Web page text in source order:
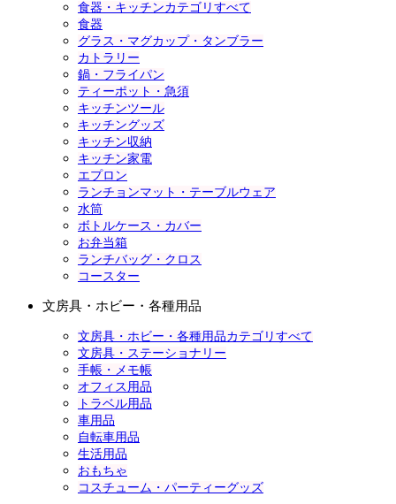
食器・キッチンカテゴリすべて
食器
グラス・マグカップ・タンブラー
カトラリー
鍋・フライパン
ティーポット・急須
キッチンツール
キッチングッズ
キッチン収納
キッチン家電
エプロン
ランチョンマット・テーブルウェア
水筒
ボトルケース・カバー
お弁当箱
ランチバッグ・クロス
コースター
文房具・ホビー・各種用品
文房具・ホビー・各種用品カテゴリすべて
文房具・ステーショナリー
手帳・メモ帳
オフィス用品
トラベル用品
車用品
自転車用品
生活用品
おもちゃ
コスチューム・パーティーグッズ